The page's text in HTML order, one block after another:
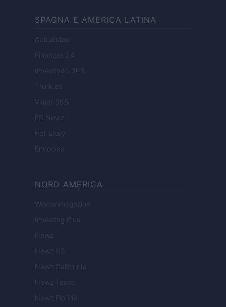
SPAGNA E AMERICA LATINA
Actualidad
Finanzas 24
Investindo 365
Think.es
Viajar 365
ES Newz
Pet Story
Encocina
NORD AMERICA
Womanmagazine
Investing Plus
Newz
Newz US
Newz California
Newz Texas
Newz Florida